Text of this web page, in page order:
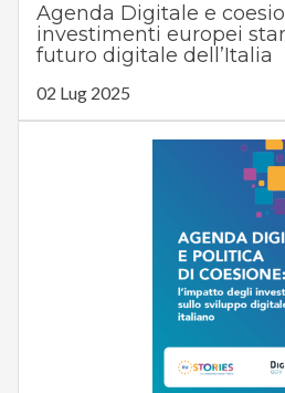
Agenda Digitale e
investimenti europei
futuro digitale dell’Italia
02 Lug 2025